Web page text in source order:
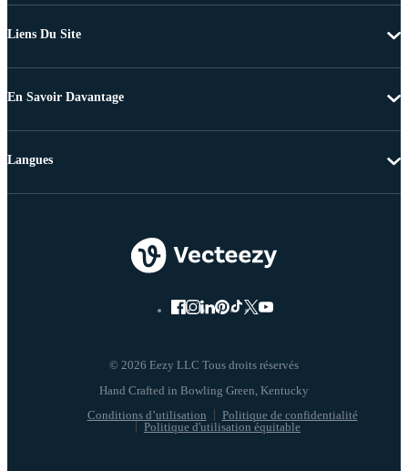
Liens Du Site
En Savoir Davantage
© 2026 Eezy LLC Tous droits réservés
Conditions d’utilisation
Politique de confidentialité
Politique d'utilisation équitable
Langues